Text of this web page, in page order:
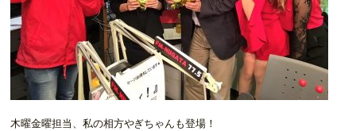
木曜金曜担当、私の相方やぎちゃんも登場！